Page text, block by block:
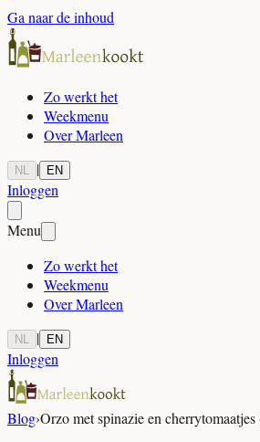
Ga naar de inhoud
Zo werkt het
Weekmenu
Over Marleen
NL | EN
Inloggen
Menu
Zo werkt het
Weekmenu
Over Marleen
NL | EN
Inloggen
Blog›Orzo met spinazie en